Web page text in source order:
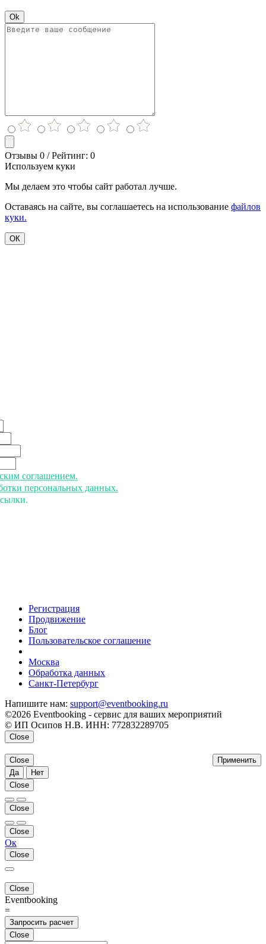
Ok
Отзывы 0 / Рейтинг: 0
Используем куки
Мы делаем это чтобы сайт работал лучше.
Оставаясь на сайте, вы соглашаетесь на использование файлов
куки.
ОК
соглашением.
персональных данных.
Регистрация
Продвижение
Блог
Пользовательское соглашение
Москва
Обработка данных
Санкт-Петербург
Напишите нам: support@eventbooking.ru
©2026 Eventbooking - сервис для ваших мероприятий
© ИП Осипов Н.В. ИНН: 772832289705
Close
Применить
Close
Да
Нет
Close
Close
Close
Ок
Close
Close
Eventbooking
=
Запросить расчет
Close